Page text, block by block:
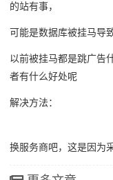
的站有事，
可能是数据库被挂马导
以前被挂马都是跳广告
者有什么好处呢
解决方法：
换服务商吧，这是因为